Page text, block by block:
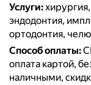
Услуги:
эндодонтия,
ортодонтия,
зубов,
люминиры,
Способ оплаты:
оплата картой,
наличными,